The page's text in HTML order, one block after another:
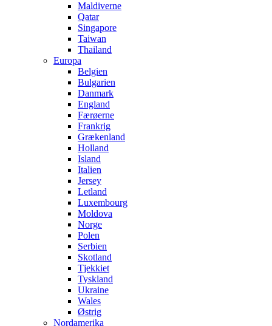
Maldiverne
Qatar
Singapore
Taiwan
Thailand
Europa
Belgien
Bulgarien
Danmark
England
Færøerne
Frankrig
Grækenland
Holland
Island
Italien
Jersey
Letland
Luxembourg
Moldova
Norge
Polen
Serbien
Skotland
Tjekkiet
Tyskland
Ukraine
Wales
Østrig
Nordamerika